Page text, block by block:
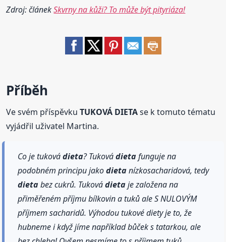
Zdroj: článekSkvrny na kůži? To může být pityriáza!
Příběh
Ve svém příspěvkuTUKOVÁ DIETAse k tomuto tématu
vyjádřil uživatel Martina.
Co je tukovádieta? Tukovádietafunguje na
podobném principu jakodietanízkosacharidová, tedy
dietabez cukrů. Tukovádietaje založena na
přiměřeném příjmu bílkovin a tuků ale S NULOVÝM
příjmem sacharidů. Výhodou tukové diety je to, že
hubneme i když jíme například bůček s tatarkou, ale